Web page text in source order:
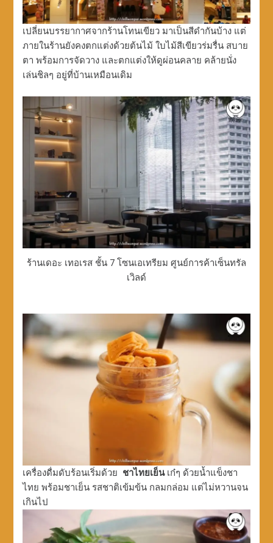
เปลี่ยนบรรยากาศจากร้านโทนเขียว มาเป็นสีดำกันบ้าง แต่
ภายในร้านยังคงตกแต่งด้วยต้นไม้ ใบไม้สีเขียวร่มรื่น สบาย
ตา พร้อมการจัดวาง และตกแต่งให้ดูผ่อนคลาย คล้ายนั่ง
เล่นชิลๆ อยู่ที่บ้านเหมือนเดิม
ร้านเดอะ เทอเรส ชั้น 7 โซนเอเทรียม ศูนย์การค้าเซ็นทรัล
เวิลด์
เครื่องดื่มดับร้อนเริ่มด้วย ชาไทยเย็นเก๋ๆ ด้วยน้ำแข็งชา
ไทย พร้อมชาเย็น รสชาติเข้มข้น กลมกล่อม แต่ไม่หวานจน
เกินไป